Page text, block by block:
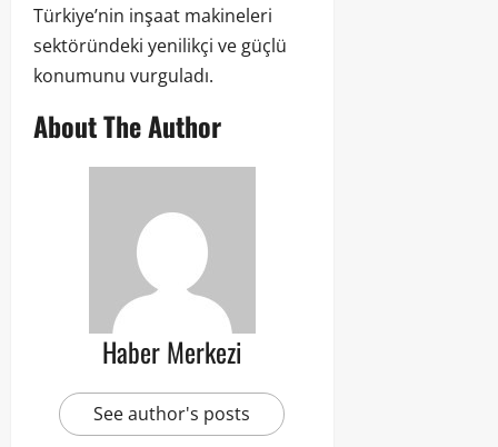
Türkiye’nin inşaat makineleri
sektöründeki yenilikçi ve güçlü
konumunu vurguladı.
About The Author
Haber Merkezi
See author's posts